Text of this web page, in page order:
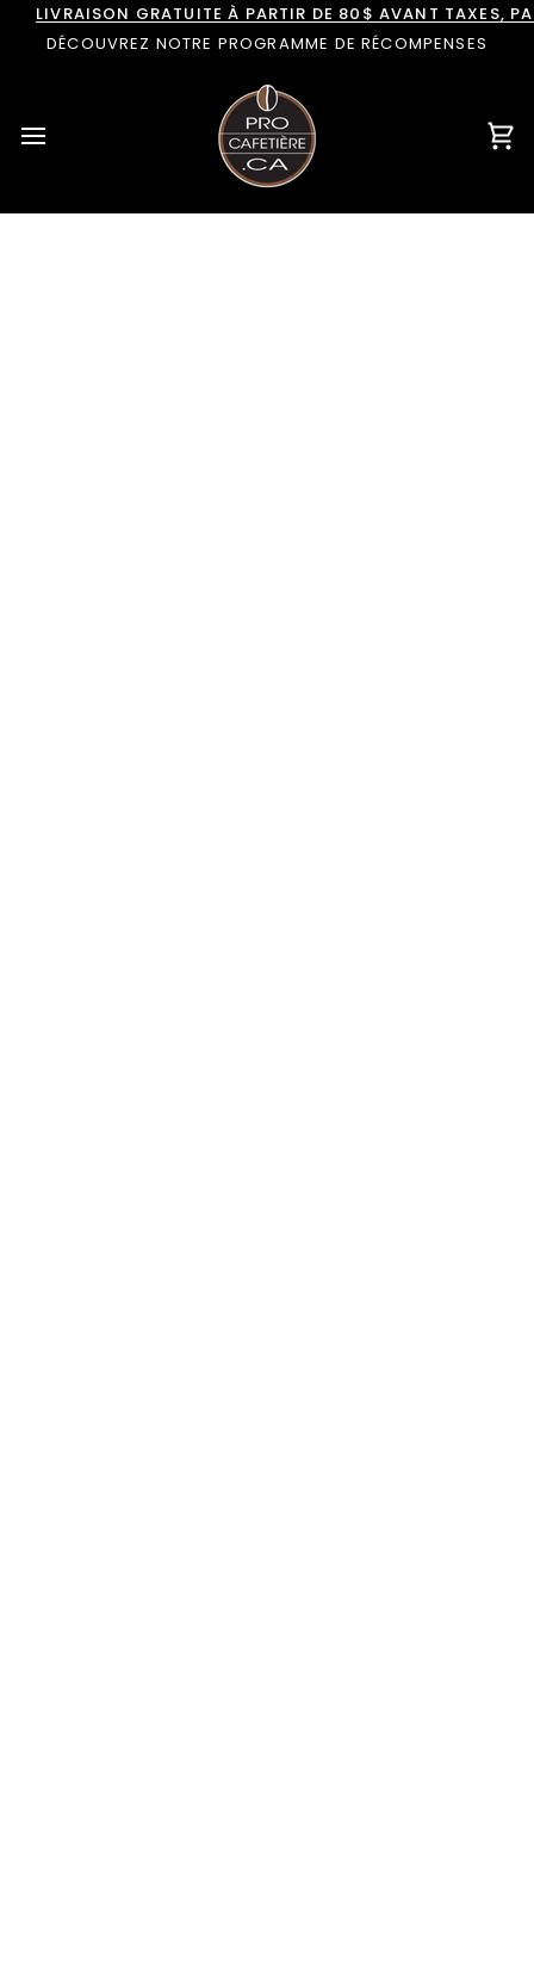
Passer
contenu
LIVRAISON GRATUITE À PARTIR DE 80$ AVANT TAXES,
DÉCOUVREZ NOTRE PROGRAMME DE RÉCOMPENSES